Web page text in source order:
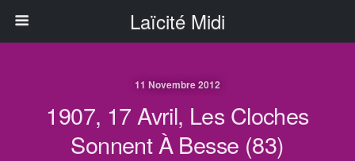
Laïcité Midi
11 Novembre 2012
1907, 17 Avril, Les Cloches
Sonnent À Besse (83)